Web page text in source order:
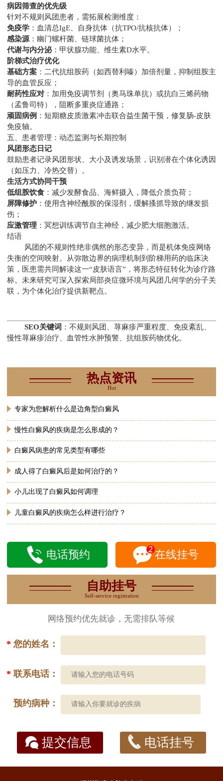
病因筛查的优先级
针对不规则风团患者，需拓展检测维度：
免疫学 ：血清总IgE、自身抗体（抗TPO/抗核抗体）；
感染源：幽门螺杆菌、链球菌抗体；
代谢与内分泌：甲状腺功能、维生素D水平。
阶梯式治疗优化
基础方案 ：二代抗组胺药（如西替利嗪）加倍剂量，抑制组胺主
导的血管反应；
耐药性应对 ：加用免疫调节剂（奥马珠单抗）或抗白三烯药物
（孟鲁司特），阻断多重炎症通路；
顽固病例 ：短期糖皮质激素冲击联合益生菌干预，修复肠-皮肤
免疫轴。
五、患者管理：动态监测与长期控制
风团形态日记
鼓励患者记录风团形状、大小及诱发场景，识别潜在个体化诱因
（如压力、冷热交替）。
生活方式协同干预
低组胺饮食 ：减少发酵食品、海鲜摄入，降低介质负荷；
屏障修护 ：使用含神经酰胺的保湿剂，缓解搔抓导致的继发损
伤；
应激管理 ：冥想训练调节自主神经，减少肥大细胞激活。
结语
风团的不规则性绝非偶然的形态变异，而是机体免疫网络
失衡的空间映射。从弥散边界的病理机制到阶梯用药的临床决
策，医患需共同解读这一“皮肤语言”，将形态特征转化为诊疗路
标。未来研究可深入探索局部炎症微环境与风团几何学的分子关
联，为个体化治疗提供新靶点。
SEO关键词 ：不规则风团、荨麻疹严重程度、免疫紊乱、
慢性荨麻疹治疗、血管性水肿预警、抗组胺药物优化。
热点资讯
Hot
专家为您解析什么是边角型白癜风
慢性白癜风的疾病是怎么形成的？
白癜风病患的常见类型有哪些
成人得了白癜风后是如何治疗的？
小儿出现了白癜风如何调理
儿童白癜风的疾病怎么样进行治疗？
电话预约 在线挂号
自助挂号
Self-service registration
网络预约优先就诊，无需排队等候
*您的姓名：
*联系电话：
预约病种：
提交信息 电话挂号